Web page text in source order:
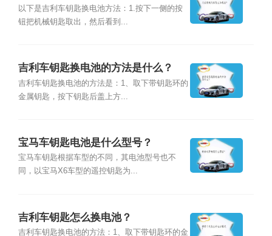
以下是吉利车钥匙换电池方法：1.按下一侧的按
钮把机械钥匙取出，然后看到...
吉利车钥匙换电池的方法是什么？
吉利车钥匙换电池的方法是：1、取下带钥匙环的
金属钥匙，按下钥匙后盖上方...
宝马车钥匙电池是什么型号？
宝马车钥匙根据车型的不同，其电池型号也不
同，以宝马X6车型的遥控钥匙为...
吉利车钥匙怎么换电池？
吉利车钥匙换电池的方法：1、取下带钥匙环的金